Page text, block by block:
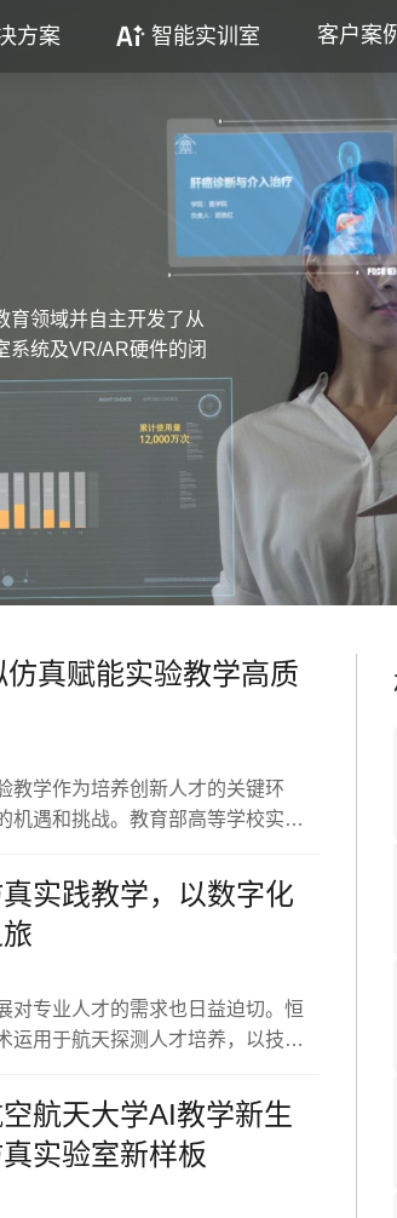
方案 智能实训室 客户案
育领域并自主开发了从
系统及VR/AR硬件的闭
真赋能实验教学高质
教学作为培养创新人才的关键环
机遇和挑战。教育部高等学校实验
一种，正逐渐渗透到高等教育领
发展。通过创新实验教学模式、融
智赋能与AI技术的全面渗透以及优
仿真技术为培养具有创新能力和突
了坚实支撑。
实践教学，以数字化
对专业人才的需求也日益迫切。恒
运用于航天探测人才培养，以技术
课程可以高度还原航天探测场景，
务全过程，直观了解机械结构和工
能学习项目设计与数据采集分析。
好地理解航天知识，提升学习效
航天大学AI教学新生
实验室新样板